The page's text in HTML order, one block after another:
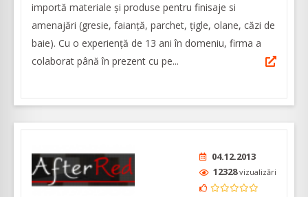
importă materiale și produse pentru finisaje si
amenajări (gresie, faianță, parchet, țigle, olane, căzi de
baie). Cu o experiență de 13 ani în domeniu, firma a
colaborat până în prezent cu pe...
04.12.2013
12328vizualizări